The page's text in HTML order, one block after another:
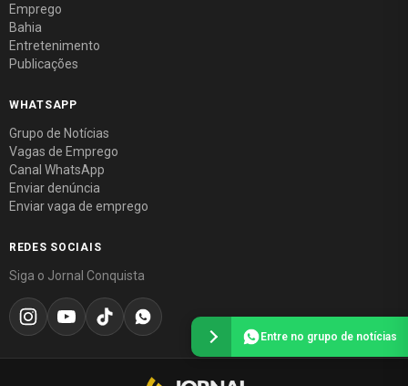
Emprego
Bahia
Entretenimento
Publicações
WHATSAPP
Grupo de Notícias
Vagas de Emprego
Canal WhatsApp
Enviar denúncia
Enviar vaga de emprego
REDES SOCIAIS
Siga o Jornal Conquista
Entre no grupo de notícias